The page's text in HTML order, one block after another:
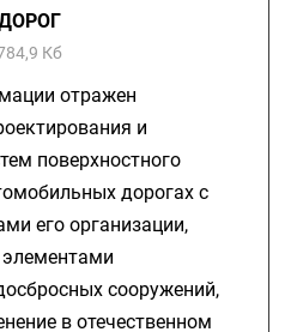
Кб
отражен
и
поверхностного
дорогах с
его организации,
сооружений,
в отечественном